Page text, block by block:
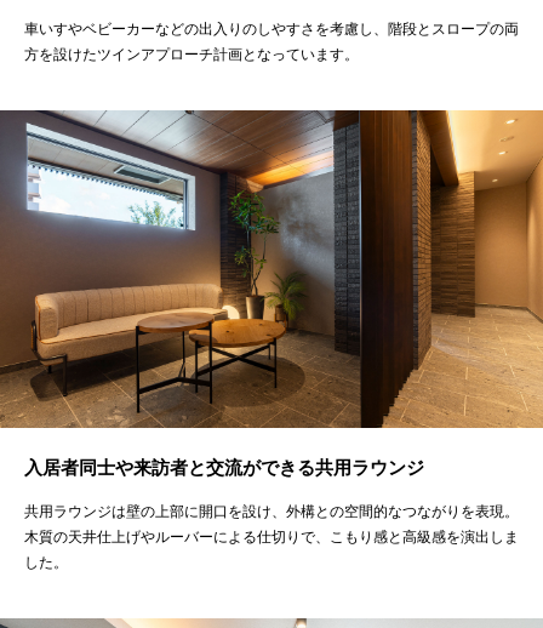
車いすやベビーカーなどの出入りのしやすさを考慮し、階段とスロープの両
方を設けたツインアプローチ計画となっています。
入居者同士や来訪者と交流ができる共用ラウンジ
共用ラウンジは壁の上部に開口を設け、外構との空間的なつながりを表現。
木質の天井仕上げやルーバーによる仕切りで、こもり感と高級感を演出しま
した。